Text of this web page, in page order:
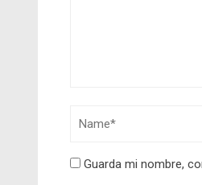
Guarda mi nombre,